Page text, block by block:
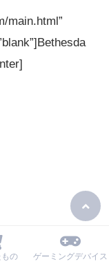
main.html”
の ゲーミングデバイス